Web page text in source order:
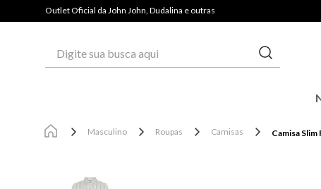
Outlet Oficial da John John, Dudalina e outrasPAGUE COM PIX E GANHE 3% OFF*
Masculino Roupas Camisas Camisa